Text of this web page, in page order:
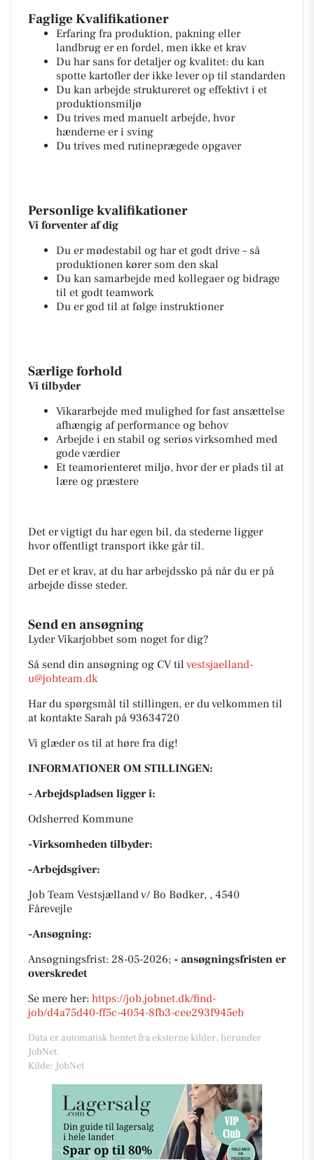
Faglige Kvalifikationer
Erfaring fra produktion, pakning eller
landbrug er en fordel, men ikke et krav
Du har sans for detaljer og kvalitet: du kan
spotte kartofler der ikke lever op til standarden
Du kan arbejde struktureret og effektivt i et
produktionsmiljø
Du trives med manuelt arbejde, hvor
hænderne er i sving
Du trives med rutineprægede opgaver
Personlige kvalifikationer
Vi forventer af dig
Du er mødestabil og har et godt drive – så
produktionen kører som den skal
Du kan samarbejde med kollegaer og bidrage
til et godt teamwork
Du er god til at følge instruktioner
Særlige forhold
Vi tilbyder
Vikararbejde med mulighed for fast ansættelse
afhængig af performance og behov
Arbejde i en stabil og seriøs virksomhed med
gode værdier
Et teamorienteret miljø, hvor der er plads til at
lære og præstere
Det er vigtigt du har egen bil, da stederne ligger
hvor offentligt transport ikke går til.
Det er et krav, at du har arbejdssko på når du er på
arbejde disse steder.
Send en ansøgning
Lyder Vikarjobbet som noget for dig?
Så send din ansøgning og CV til vestsjaelland-
u@jobteam.dk
Har du spørgsmål til stillingen, er du velkommen til
at kontakte Sarah på 93634720
Vi glæder os til at høre fra dig!
INFORMATIONER OM STILLINGEN:
- Arbejdspladsen ligger i:
Odsherred Kommune
-Virksomheden tilbyder:
-Arbejdsgiver:
Job Team Vestsjælland v/ Bo Bødker, , 4540
Fårevejle
-Ansøgning:
Ansøgningsfrist: 28-05-2026; - ansøgningsfristen er
overskredet
Se mere her: https://job.jobnet.dk/find-
job/d4a75d40-ff5c-4054-8fb3-cee293f945eb
Data er automatisk hentet fra eksterne kilder, herunder
JobNet.
Kilde: JobNet